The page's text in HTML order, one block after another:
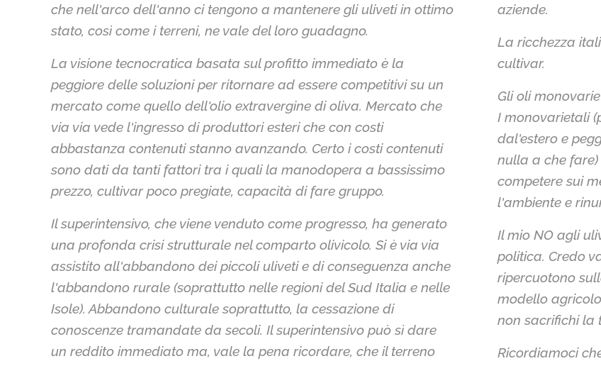
che nell'arco dell'anno ci tengono a mantenere gli uliveti in ottimo
stato, così come i terreni, ne vale del loro guadagno.
La visione tecnocratica basata sul profitto immediato è la
peggiore delle soluzioni per ritornare ad essere competitivi su un
mercato come quello dell'olio extravergine di oliva. Mercato che
via via vede l'ingresso di produttori esteri che con costi
abbastanza contenuti stanno avanzando. Certo i costi contenuti
sono dati da tanti fattori tra i quali la manodopera a bassissimo
prezzo, cultivar poco pregiate, capacità di fare gruppo.
Il superintensivo, che viene venduto come progresso, ha generato
una profonda crisi strutturale nel comparto olivicolo. Si è via via
assistito all'abbandono dei piccoli uliveti e di conseguenza anche
l'abbandono rurale (soprattutto nelle regioni del Sud Italia e nelle
Isole). Abbandono culturale soprattutto, la cessazione di
conoscenze tramandate da secoli. Il superintensivo può sì dare
un reddito immediato ma, vale la pena ricordare, che il terreno
aziende.
La ricchezza
cultivar.
Gli oli
I monovarietali
dal'estero e
nulla a che
competere sui
l'ambiente e
Il mio NO agli
politica. Credo
ripercuotono
modello
non sacrifichi la
Ricordiamoci